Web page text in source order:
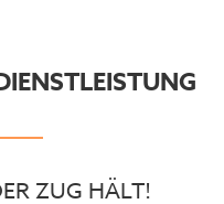
ZUG HÄLT!